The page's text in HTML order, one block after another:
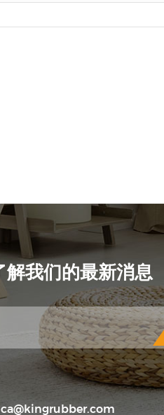
我们的最新消息